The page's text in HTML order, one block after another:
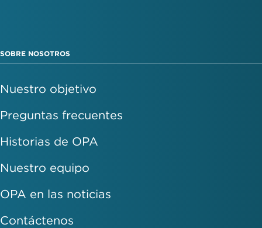
SOBRE NOSOTROS
Nuestro objetivo
Preguntas frecuentes
Historias de OPA
Nuestro equipo
OPA en las noticias
Contáctenos